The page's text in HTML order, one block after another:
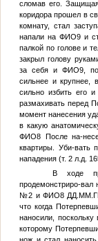
сломав его.
коридора прошел в
комнату, стал
напали на ФИО9и
палкой по голове и
закрыл голову
за себя и ФИО9,
сильнее и крупнее,
сильно избить его
размахивать перед
момент нанесения
в какую
ФИО8После на-
квартиры. Уби-вать
нападения (т. 2 л.д.
В ходе
продемонстриро-
№2 иФИО8
что когда
наносили,
которому